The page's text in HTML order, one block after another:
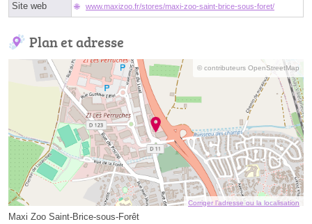
Site web www.maxizoo.fr/stores/maxi-zoo-saint-brice-sous-foret/
Plan et adresse
© contributeurs OpenStreetMap
Corriger l’adresse ou la localisation
Maxi Zoo Saint-Brice-sous-Forêt